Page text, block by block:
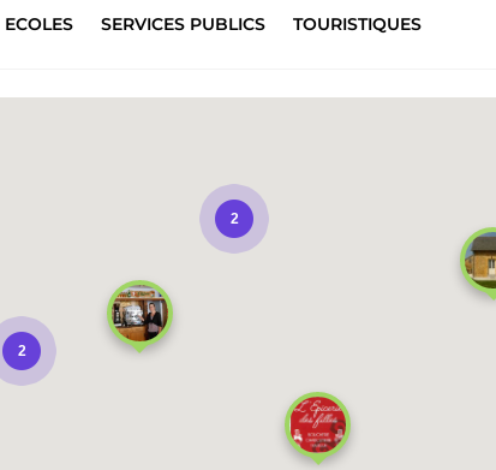
ECOLES SERVICES PUBLICS TOURISTIQUES
2
2